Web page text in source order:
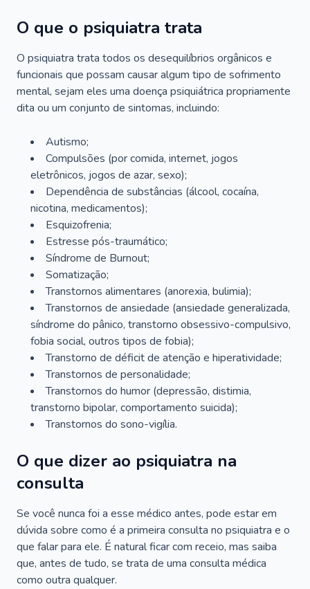
O que o psiquiatra trata
O psiquiatra trata todos os desequilíbrios orgânicos e
funcionais que possam causar algum tipo de sofrimento
mental, sejam eles uma doença psiquiátrica propriamente
dita ou um conjunto de sintomas, incluindo:
Autismo;
Compulsões (por comida, internet, jogos
eletrônicos, jogos de azar, sexo);
Dependência de substâncias (álcool, cocaína,
nicotina, medicamentos);
Esquizofrenia;
Estresse pós-traumático;
Síndrome de Burnout;
Somatização;
Transtornos alimentares (anorexia, bulimia);
Transtornos de ansiedade (ansiedade generalizada,
síndrome do pânico, transtorno obsessivo-compulsivo,
fobia social, outros tipos de fobia);
Transtorno de déficit de atenção e hiperatividade;
Transtornos de personalidade;
Transtornos do humor (depressão, distimia,
transtorno bipolar, comportamento suicida);
Transtornos do sono-vigília.
O que dizer ao psiquiatra na
consulta
Se você nunca foi a esse médico antes, pode estar em
dúvida sobre como é a primeira consulta no psiquiatra e o
que falar para ele. É natural ficar com receio, mas saiba
que, antes de tudo, se trata de uma consulta médica
como outra qualquer.